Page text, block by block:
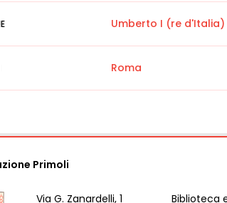
Umberto I (re d'Italia)
Roma
Primoli
Via G. Zanardelli, 1 Biblioteca